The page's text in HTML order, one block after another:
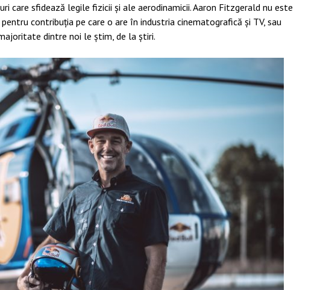
care sfidează legile fizicii și ale aerodinamicii. Aaron Fitzgerald nu este
contribuția pe care o are în industria cinematografică și TV, sau
dintre noi le știm, de la știri.